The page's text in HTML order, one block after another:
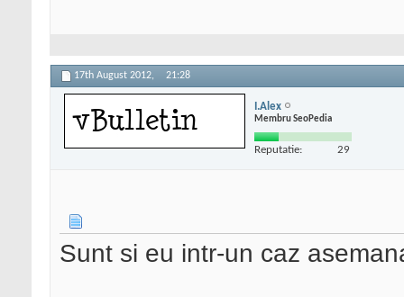
17th August 2012, 21:28
I.Alex
Membru SeoPedia
Reputatie: 29
Sunt si eu intr-un caz